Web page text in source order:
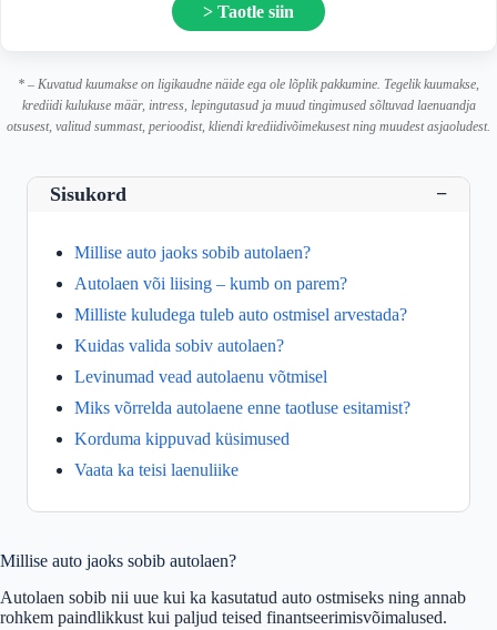
> Taotle siin
* – Kuvatud kuumakse on ligikaudne näide ega ole lõplik pakkumine. Tegelik kuumakse,
krediidi kulukuse määr, intress, lepingutasud ja muud tingimused sõltuvad laenuandja
otsusest, valitud summast, perioodist, kliendi krediidivõimekusest ning muudest asjaoludest.
Sisukord −
Millise auto jaoks sobib autolaen?
Autolaen või liising – kumb on parem?
Milliste kuludega tuleb auto ostmisel arvestada?
Kuidas valida sobiv autolaen?
Levinumad vead autolaenu võtmisel
Miks võrrelda autolaene enne taotluse esitamist?
Korduma kippuvad küsimused
Vaata ka teisi laenuliike
Millise auto jaoks sobib autolaen?
Autolaen sobib nii uue kui ka kasutatud auto ostmiseks ning annab
rohkem paindlikkust kui paljud teised finantseerimisvõimalused.